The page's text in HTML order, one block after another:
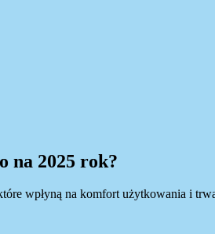
na 2025 rok?
wpłyną na komfort użytkowania i